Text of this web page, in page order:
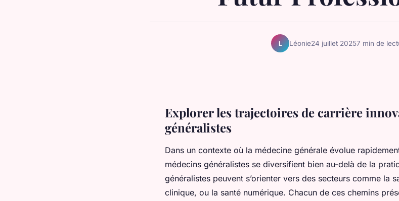
L Léonie24 juillet 20257 min de
Explorer les trajectoires de carrière
généralistes
Dans un contexte où la médecine générale évolue
médecins généralistes se diversifient bien au-delà de la
généralistes peuvent s’orienter vers des secteurs comme la
clinique, ou la santé numérique. Chacun de ces chemins